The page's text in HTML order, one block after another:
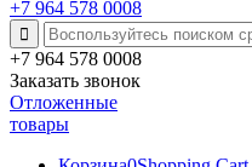
+7 964 578 0008
+7 964 578 0008
Заказать звонок
Отложенные
товары